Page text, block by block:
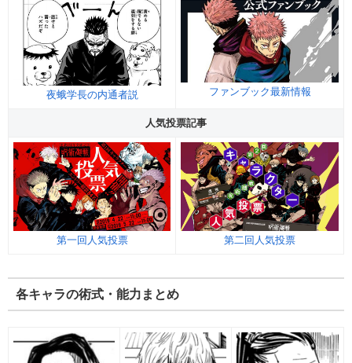
夜蛾学長の内通者説 ファンブック最新情報
人気投票記事
第一回人気投票 第二回人気投票
各キャラの術式・能力まとめ